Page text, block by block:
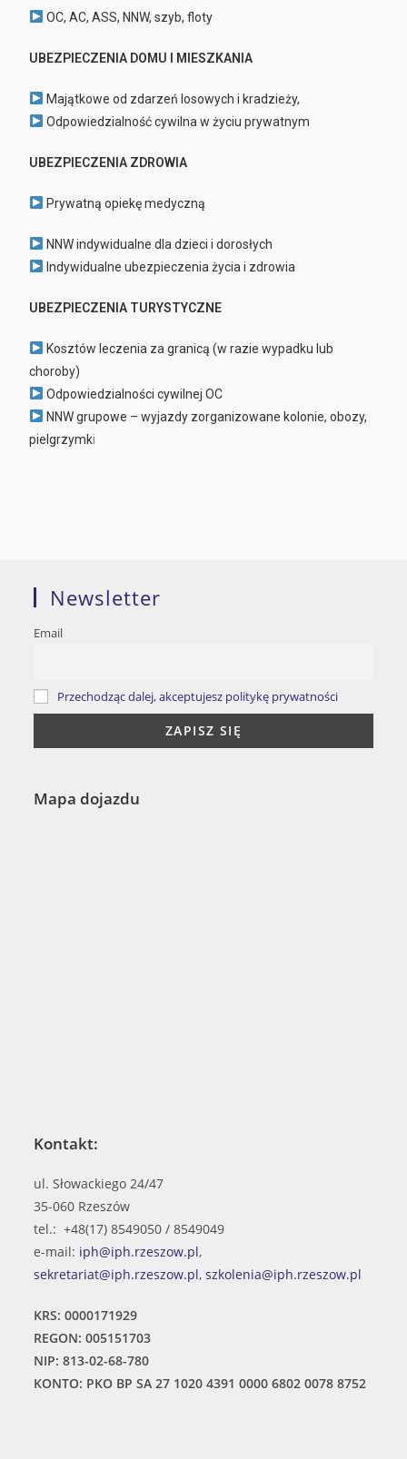
OC, AC, ASS, NNW, szyb, floty
UBEZPIECZENIA DOMU I MIESZKANIA
Majątkowe od zdarzeń losowych i kradzieży,
Odpowiedzialność cywilna w życiu prywatnym
UBEZPIECZENIA ZDROWIA
Prywatną opiekę medyczną
NNW indywidualne dla dzieci i dorosłych
Indywidualne ubezpieczenia życia i zdrowia
UBEZPIECZENIA TURYSTYCZNE
Kosztów leczenia za granicą (w razie wypadku lub
choroby)
Odpowiedzialności cywilnej OC
NNW grupowe – wyjazdy zorganizowane kolonie, obozy,
pielgrzymki
Newsletter
Email
Przechodząc dalej, akceptujesz politykę prywatności
Mapa dojazdu
Kontakt:
ul. Słowackiego 24/47
35-060 Rzeszów
tel.: +48(17) 8549050 / 8549049
e-mail: iph@iph.rzeszow.pl,
sekretariat@iph.rzeszow.pl,szkolenia@iph.rzeszow.pl
KRS: 0000171929
REGON: 005151703
NIP: 813-02-68-780
KONTO: PKO BP SA 27 1020 4391 0000 6802 0078 8752